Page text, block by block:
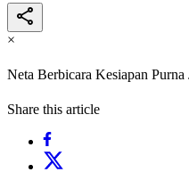
×
Neta Berbicara Kesiapan
Share this article